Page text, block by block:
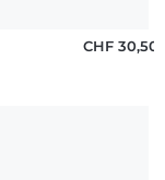
CHF 30,50